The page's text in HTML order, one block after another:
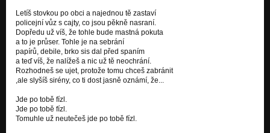
Burger
PodStav
Chlast
PodStav
Do posledních sil
PodStav
Štěstí zdraví
Letíš stovkou po obci a najednou tě zastaví
policejní vůz s cajty, co jsou pěkně nasraní.
Dopředu už víš, že tohle bude mastná pokuta
a to je průser. Tohle je na sebrání
papírů, debile, brko sis dal před spaním
a teď víš, že nalížeš a nic už tě neochrání.
Rozhodneš se ujet, protože tomu chceš zabránit
,ale slyšíš sirény, co ti dost jasně oznámí, že...
Jde po tobě fízl.
Jde po tobě fízl.
Tomuhle už neutečeš jde po tobě fízl.